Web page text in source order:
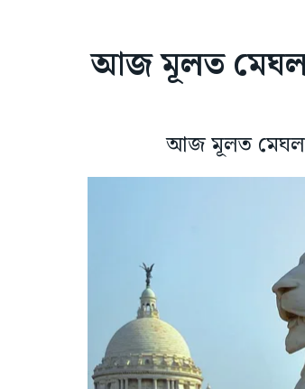
আজ মূলত
আজ মূলত মেঘলা